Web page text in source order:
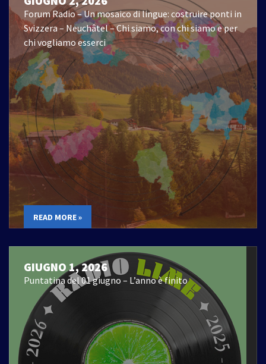
Forum Radio – Un mosaico di lingue: costruire ponti in
Svizzera – Neuchâtel – Chi siamo, con chi siamo e per
chi vogliamo esserci
READ MORE »
GIUGNO 1, 2026
Puntatina del 01 giugno – L’anno è finito